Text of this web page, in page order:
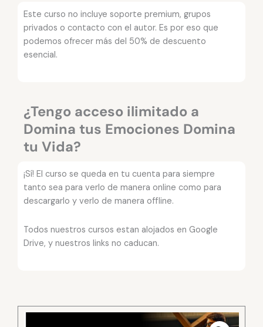
Este curso no incluye soporte premium, grupos
privados o contacto con el autor. Es por eso que
podemos ofrecer más del 50% de descuento
esencial.
¿Tengo acceso ilimitado a
Domina tus Emociones Domina
tu Vida?
¡Sí! El curso se queda en tu cuenta para siempre
tanto sea para verlo de manera online como para
descargarlo y verlo de manera offline.
Todos nuestros cursos estan alojados en Google
Drive, y nuestros links no caducan.